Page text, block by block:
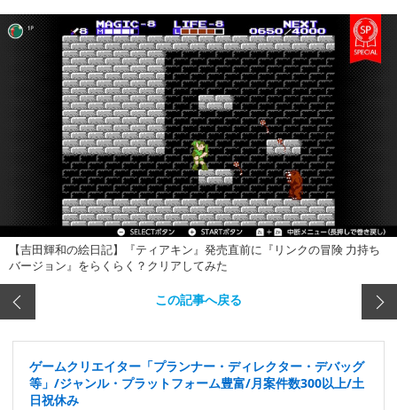
【吉田輝和の絵日記】『ティアキン』発売直前に『リンクの冒険 力持ち
バージョン』をらくらく？クリアしてみた
この記事へ戻る
ゲームクリエイター「プランナー・ディレクター・デバッグ
等」/ジャンル・プラットフォーム豊富/月案件数300以上/土
日祝休み